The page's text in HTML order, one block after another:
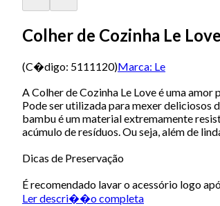
Colher de Cozinha Le
(C�digo: 5111120)Marca: Le
A Colher de Cozinha Le Love é uma
Pode ser utilizada para mexer deliciosos
bambu é um material extremamente
acúmulo de resíduos. Ou seja, além de
Dicas de Preservação
É recomendado lavar o acessório logo
Ler descri��o completa